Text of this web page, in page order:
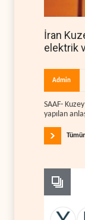
İran
elektrik
Admin
SAAF-
yapılan